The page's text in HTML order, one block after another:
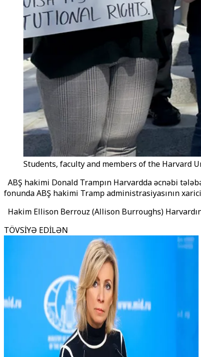
Students, faculty and members of the Harvard
ABŞ hakimi Donald Trampın Harvardda əcnəbi
fonunda ABŞ hakimi Tramp administrasiyasının
Hakim Ellison Berrouz (Allison Burroughs)
TÖVSİYƏ EDİLƏN